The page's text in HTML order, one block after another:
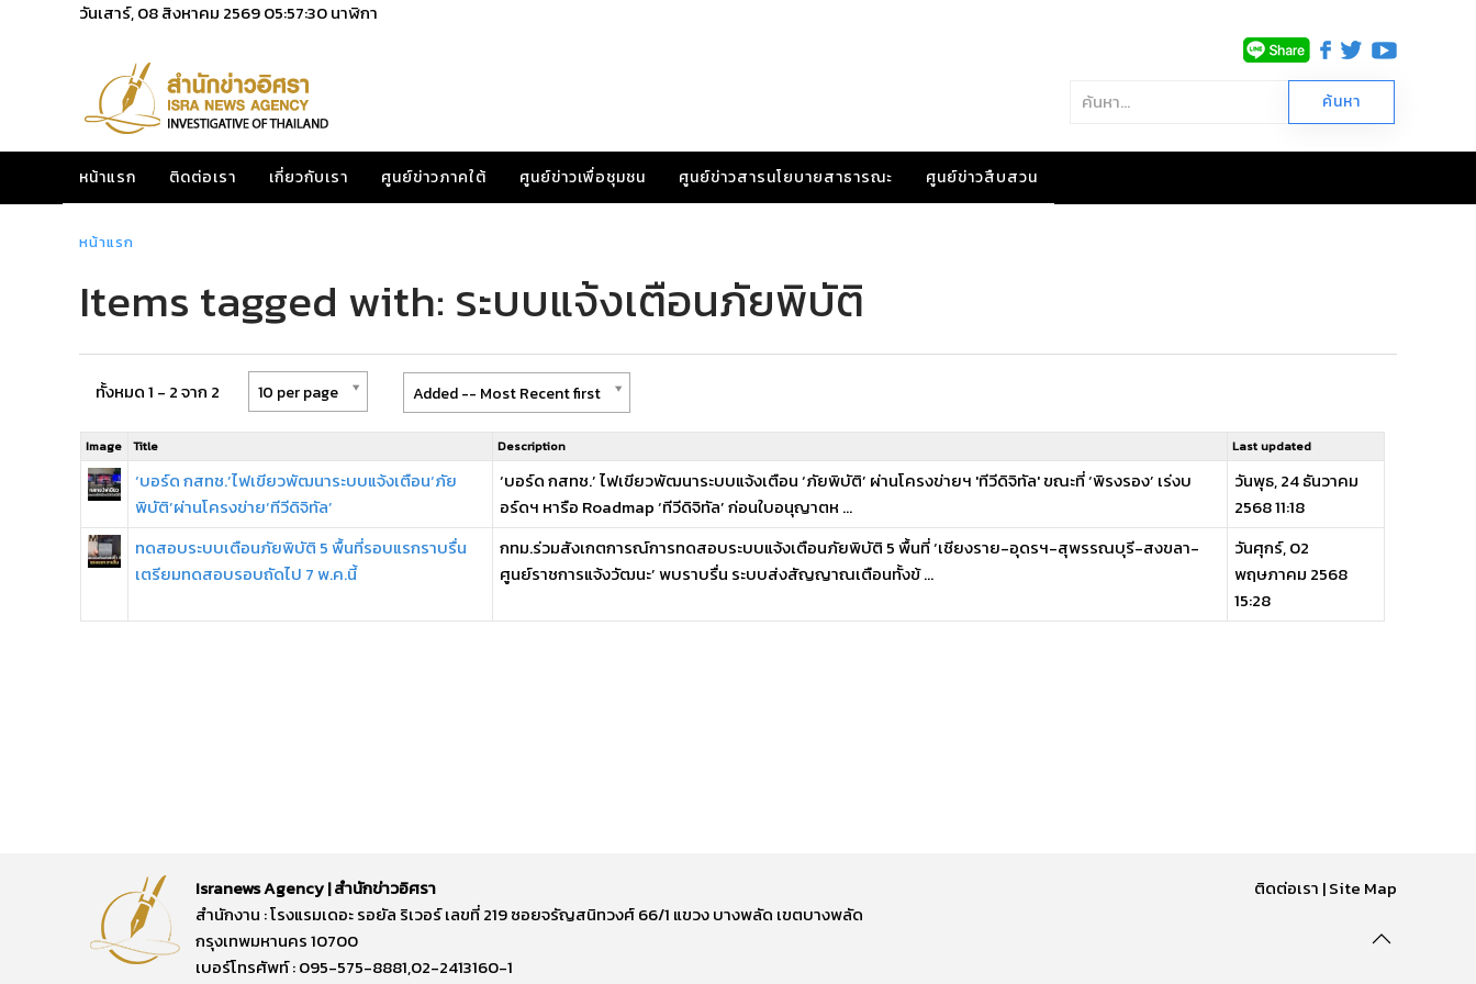
วันเสาร์, 08 สิงหาคม 256905:57:31นาฬิกา
หน้าแรก ติดต่อเรา เกี่ยวกับเรา ศูนย์ข่าวภาคใต้ ศูนย์ข่าวเพื่อชุมชน ศูนย์ข่าวสารนโยบายสาธารณะ ศูนย์ข่าวสืบสวน
หน้าแรก
Items tagged with: ระบบแจ้งเตือนภัยพิบัติ
ทั้งหมด 1 - 2 จาก 2 10 per page Added -- Most Recent first
Image Title Description Last updated
‘บอร์ด กสทช.’ไฟเขียวพัฒนาระบบแจ้งเตือน‘ภัย
พิบัติ’ผ่านโครงข่าย‘ทีวีดิจิทัล’
‘บอร์ด กสทช.’ ไฟเขียวพัฒนาระบบแจ้งเตือน ‘ภัยพิบัติ’ ผ่านโครงข่ายฯ 'ทีวีดิจิทัล' ขณะที่ ‘พิรงรอง’ เร่งบ
อร์ดฯ หารือ Roadmap ‘ทีวีดิจิทัล’ ก่อนใบอนุญาตห ...
วันพุธ, 24 ธันวาคม
2568 11:18
ทดสอบระบบเตือนภัยพิบัติ 5 พื้นที่รอบแรกราบรื่น
เตรียมทดสอบรอบถัดไป 7 พ.ค.นี้
กทม.ร่วมสังเกตการณ์การทดสอบระบบแจ้งเตือนภัยพิบัติ 5 พื้นที่ ‘เชียงราย-อุดรฯ-สุพรรณบุรี-สงขลา-
ศูนย์ราชการแจ้งวัฒนะ’ พบราบรื่น ระบบส่งสัญญาณเตือนทั้งข้ ...
วันศุกร์, 02
พฤษภาคม 2568
15:28
Isranews Agency | สำนักข่าวอิศรา
สำนักงาน : โรงแรมเดอะ รอยัล ริเวอร์ เลขที่ 219 ซอยจรัญสนิทวงศ์ 66/1 แขวง บางพลัด เขตบางพลัด
กรุงเทพมหานคร 10700
เบอร์โทรศัพท์ : 095-575-8881,02-2413160-1
ติดต่อเรา |Site Map